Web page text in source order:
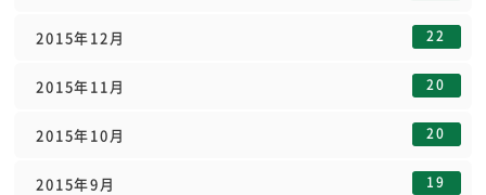
2015年12月 22
2015年11月 20
2015年10月 20
2015年9月 19